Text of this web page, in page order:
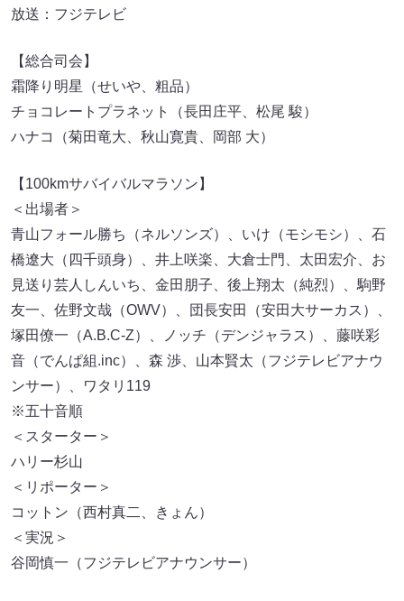
放送：フジテレビ
【総合司会】
霜降り明星（せいや、粗品）
チョコレートプラネット（長田庄平、松尾 駿）
ハナコ（菊田竜大、秋山寛貴、岡部 大）
【100kmサバイバルマラソン】
＜出場者＞
青山フォール勝ち（ネルソンズ）、いけ（モシモシ）、石
橋遼大（四千頭身）、井上咲楽、大倉士門、太田宏介、お
見送り芸人しんいち、金田朋子、後上翔太（純烈）、駒野
友一、佐野文哉（OWV）、団長安田（安田大サーカス）、
塚田僚一（A.B.C-Z）、ノッチ（デンジャラス）、藤咲彩
音（でんぱ組.inc）、森 渉、山本賢太（フジテレビアナウ
ンサー）、ワタリ119
※五十音順
＜スターター＞
ハリー杉山
＜リポーター＞
コットン（西村真二、きょん）
＜実況＞
谷岡慎一（フジテレビアナウンサー）